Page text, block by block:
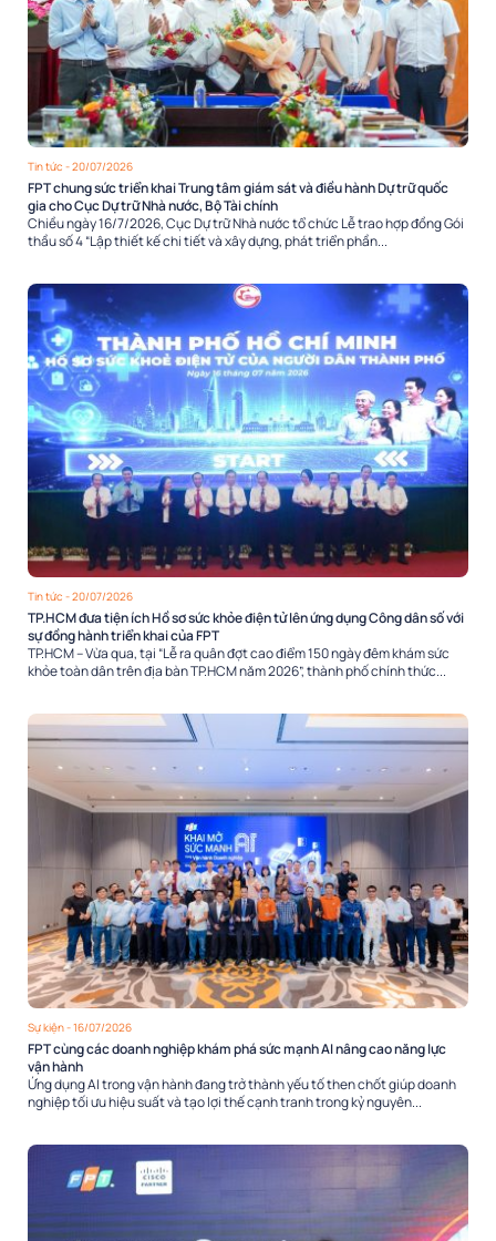
Tin tức - 20/07/2026
FPT chung sức triển khai Trung tâm giám sát và điều hành Dự trữ quốc
gia cho Cục Dự trữ Nhà nước, Bộ Tài chính
Chiều ngày 16/7/2026, Cục Dự trữ Nhà nước tổ chức Lễ trao hợp đồng Gói
thầu số 4 “Lập thiết kế chi tiết và xây dựng, phát triển phần...
Tin tức - 20/07/2026
TP.HCM đưa tiện ích Hồ sơ sức khỏe điện tử lên ứng dụng Công dân số với
sự đồng hành triển khai của FPT
TP.HCM – Vừa qua, tại “Lễ ra quân đợt cao điểm 150 ngày đêm khám sức
khỏe toàn dân trên địa bàn TP.HCM năm 2026”, thành phố chính thức...
Sự kiện- 16/07/2026
FPT cùng các doanh nghiệp khám phá sức mạnh AI nâng cao năng lực
vận hành
Ứng dụng AI trong vận hành đang trở thành yếu tố then chốt giúp doanh
nghiệp tối ưu hiệu suất và tạo lợi thế cạnh tranh trong kỷ nguyên...